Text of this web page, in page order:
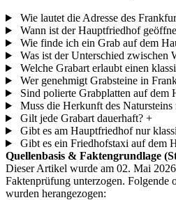
Wie lautet die Adresse des
Wann ist der Hauptfriedhof
Wie finde ich ein Grab auf dem
Was ist der Unterschied zwischen
Welche Grabart erlaubt einen
Wer genehmigt Grabsteine in
Sind polierte Grabplatten auf dem
Muss die Herkunft des Natursteins
Gilt jede Grabart dauerhaft? +
Gibt es am Hauptfriedhof nur
Gibt es ein Friedhofstaxi auf dem
Quellenbasis & Faktengrundlage
Dieser Artikel wurde am 02. Mai 2026
Faktenprüfung unterzogen. Folgende
wurden herangezogen: